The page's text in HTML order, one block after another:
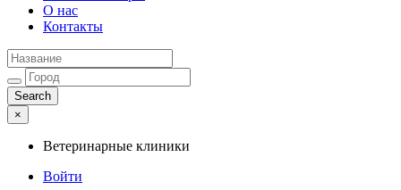
О нас
Контакты
×
Ветеринарные клиники
Войти